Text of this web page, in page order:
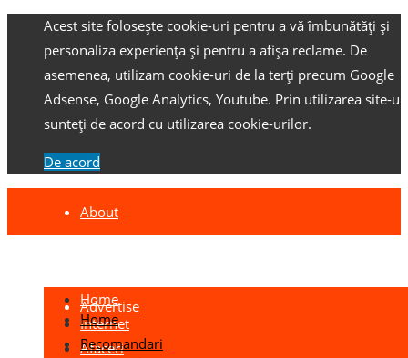
Acest site folosește cookie-uri pentru a vă îmbunătăți și
personaliza experiența și pentru a afișa reclame. De
asemenea, utilizam cookie-uri de la terți precum Google
Adsense, Google Analytics, Youtube. Prin utilizarea site-
sunteți de acord cu utilizarea cookie-urilor.
De acord
About
Advertise
Home
Internet
Afaceri
Home
Recomandari